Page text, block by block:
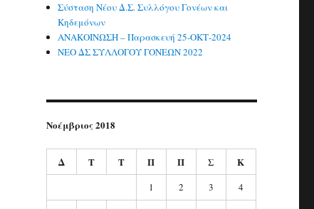
Σύσταση Νέου Δ.Σ. Συλλόγου Γονέων και
Κηδεμόνων
ΑΝΑΚΟΙΝΩΣΗ – Παρασκευή 25-ΟΚΤ-2024
ΝΕΟ ΔΣ ΣΥΛΛΟΓΟΥ ΓΟΝΕΩΝ 2022
Νοέμβριος 2018
Δ Τ Τ Π Π Σ Κ
1 2 3
4